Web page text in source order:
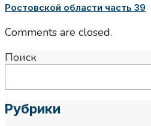
Ростовской области часть 39
Comments are closed.
Поиск
Рубрики